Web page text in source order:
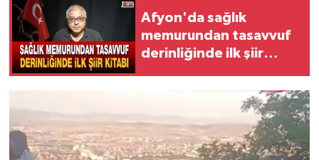
Afyon'da sağlık
memurundan tasavvuf
derinliğinde ilk şiir